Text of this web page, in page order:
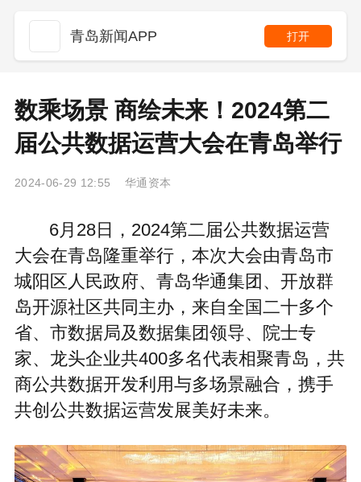
青岛新闻APP 打开
数乘场景 商绘未来！2024第二
届公共数据运营大会在青岛举行
2024-06-29 12:55 华通资本
6月28日，2024第二届公共数据运营
大会在青岛隆重举行，本次大会由青岛市
城阳区人民政府、青岛华通集团、开放群
岛开源社区共同主办，来自全国二十多个
省、市数据局及数据集团领导、院士专
家、龙头企业共400多名代表相聚青岛，共
商公共数据开发利用与多场景融合，携手
共创公共数据运营发展美好未来。